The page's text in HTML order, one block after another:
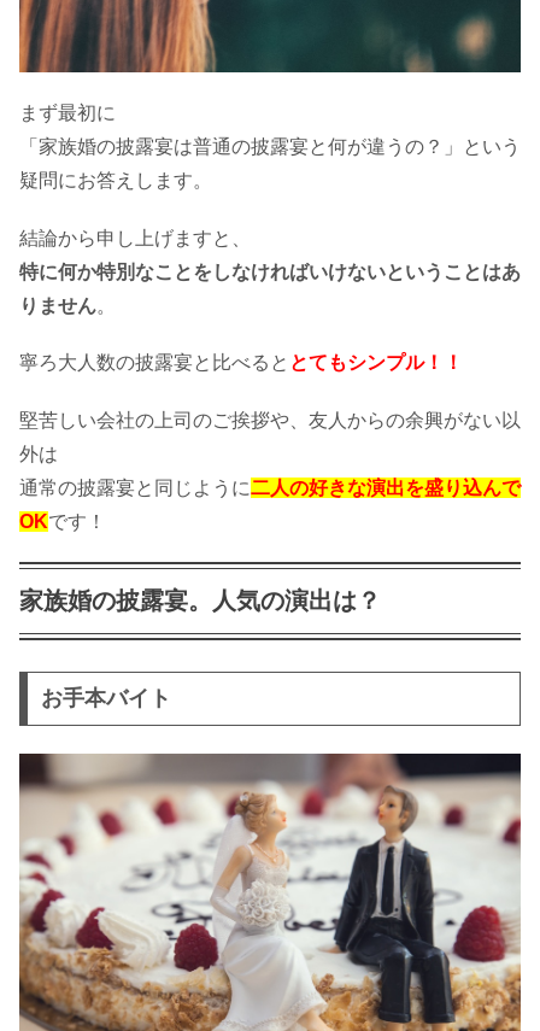
結婚式しないとき親戚への挨拶はどう
するべき？挨拶回りのマナーとは
同席する？結納金は不要？
結婚式しないでパーティや食事会だけ
フォトウェディングの魅力とは？
結婚式しない場合の結婚までの流れ！
結婚式しないのは親不幸？彼氏・旦那
の反対意見を説得する方法とは？
授かり婚の挨拶例文と報告のタイミン
グは？説得させるテクニックを紹介
まず最初に
「家族婚の披露宴は普通の披露宴と何が違うの？」という
疑問にお答えします。
結論から申し上げますと、
特に何か特別なことをしなければいけないということはあ
りません。
寧ろ大人数の披露宴と比べると とてもシンプル！！
堅苦しい会社の上司のご挨拶や、友人からの余興がない以
外は
通常の披露宴と同じように二人の好きな演出を盛り込んで
OKです！
家族婚の披露宴。人気の演出は？
お手本バイト